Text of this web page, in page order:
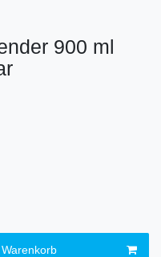
900 ml